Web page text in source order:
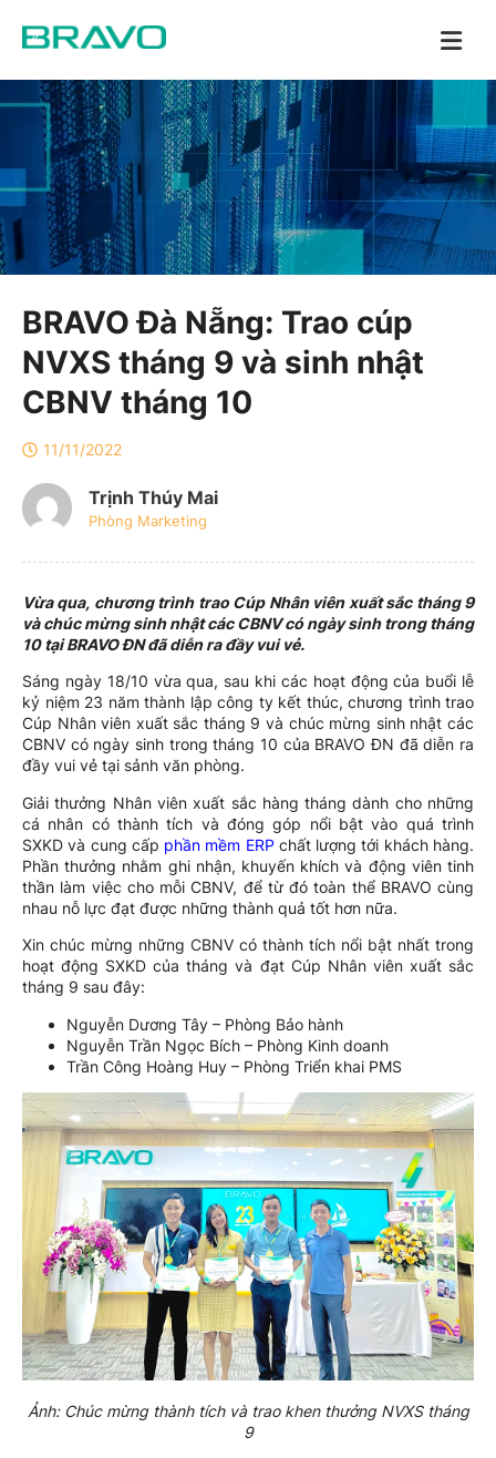
BRAVO Đà Nẵng: Trao cúp
NVXS tháng 9 và sinh nhật
CBNV tháng 10
11/11/2022
Trịnh Thúy Mai
Phòng Marketing
Vừa qua, chương trình trao Cúp Nhân viên xuất sắc tháng 9
và chúc mừng sinh nhật các CBNV có ngày sinh trong tháng
10 tại BRAVO ĐN đã diễn ra đầy vui vẻ.
Sáng ngày 18/10 vừa qua, sau khi các hoạt động của buổi lễ
kỷ niệm 23 năm thành lập công ty kết thúc, chương trình trao
Cúp Nhân viên xuất sắc tháng 9 và chúc mừng sinh nhật các
CBNV có ngày sinh trong tháng 10 của BRAVO ĐN đã diễn ra
đầy vui vẻ tại sảnh văn phòng.
Giải thưởng Nhân viên xuất sắc hàng tháng dành cho những
cá nhân có thành tích và đóng góp nổi bật vào quá trình
SXKD và cung cấp phần mềm ERP chất lượng tới khách hàng.
Phần thưởng nhằm ghi nhận, khuyến khích và động viên tinh
thần làm việc cho mỗi CBNV, để từ đó toàn thể BRAVO cùng
nhau nỗ lực đạt được những thành quả tốt hơn nữa.
Xin chúc mừng những CBNV có thành tích nổi bật nhất trong
hoạt động SXKD của tháng và đạt Cúp Nhân viên xuất sắc
tháng 9 sau đây:
Nguyễn Dương Tây – Phòng Bảo hành
Nguyễn Trần Ngọc Bích – Phòng Kinh doanh
Trần Công Hoàng Huy – Phòng Triển khai PMS
Ảnh: Chúc mừng thành tích và trao khen thưởng NVXS tháng
9